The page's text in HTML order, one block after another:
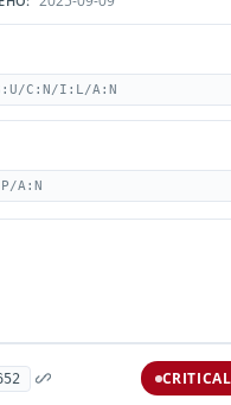
C:N/I:L/A:N
A:N
CRITICAL